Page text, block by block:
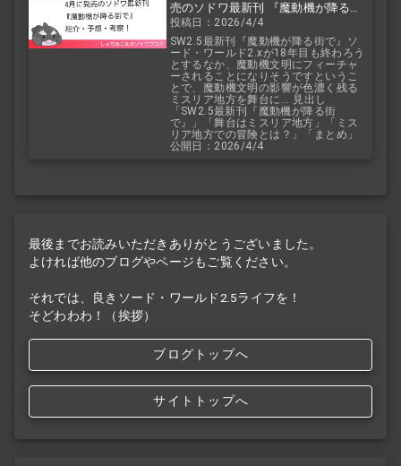
売のソドワ最新刊 『魔動機が降る街
で』 紹介・予想・考察！
投稿日：2026/4/4
SW2.5最新刊『魔動機が降る街で』ソ
ード・ワールド2.xが18年目も終わろう
とするなか、魔動機文明にフィーチャ
ーされることになりそうですというこ
とで、魔動機文明の影響が色濃く残る
ミスリア地方を舞台に... 見出し
「SW2.5最新刊『魔動機が降る街
で』」「舞台はミスリア地方」「ミス
リア地方での冒険とは？」「まとめ」
公開日：2026/4/4
最後までお読みいただきありがとうございました。
よければ他のブログやページもご覧ください。
それでは、良きソード・ワールド2.5ライフを！
そどわわわ！（挨拶）
ブログトップへ
サイトトップへ